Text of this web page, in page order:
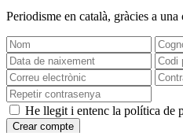
Periodisme en català, gràcies a
He llegit i entenc la política de
Crear compte